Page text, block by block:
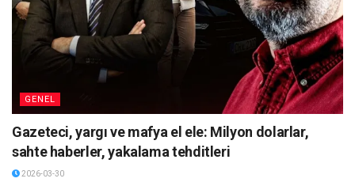
GENEL
Gazeteci, yargı ve mafya el ele: Milyon dolarlar,
sahte haberler, yakalama tehditleri
2026-03-30